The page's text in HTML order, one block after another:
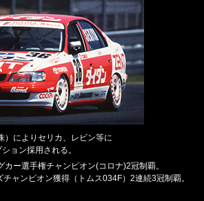
によりセリカ、レビン等に
ョン採用される。
ー選手権チャンピオン(コロナ)2冠制覇。
ャンピオン獲得（トムス034F）2連続3冠制覇。